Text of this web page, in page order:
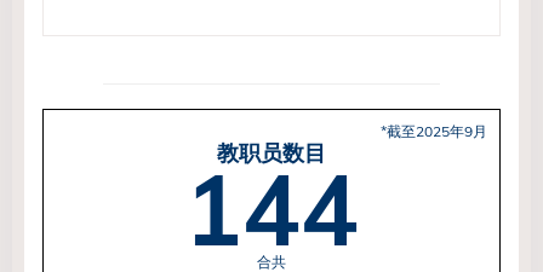
*截至2025年9月
教职员数目
144
合共